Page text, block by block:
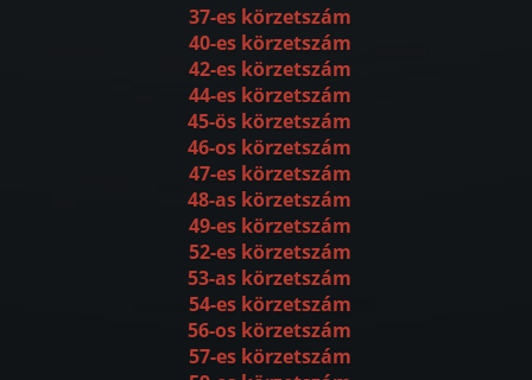
37-es körzetszám
40-es körzetszám
42-es körzetszám
44-es körzetszám
45-ös körzetszám
46-os körzetszám
47-es körzetszám
48-as körzetszám
49-es körzetszám
52-es körzetszám
53-as körzetszám
54-es körzetszám
56-os körzetszám
57-es körzetszám